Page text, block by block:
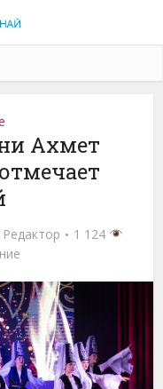
Ахмет
Редактор
1 124